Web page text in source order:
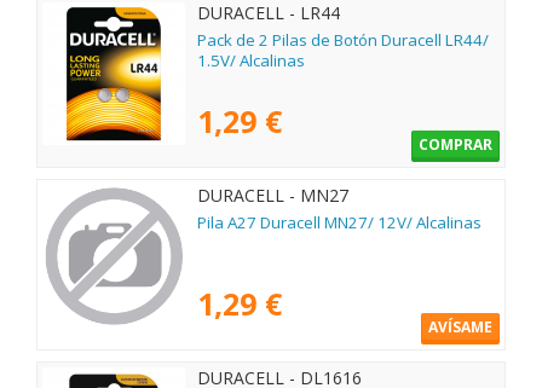
DURACELL - LR44
Pack de 2 Pilas de Botón Duracell LR44/
1.5V/ Alcalinas
1,29 €
COMPRAR
DURACELL - MN27
Pila A27 Duracell MN27/ 12V/ Alcalinas
1,29 €
AVÍSAME
DURACELL - DL1616